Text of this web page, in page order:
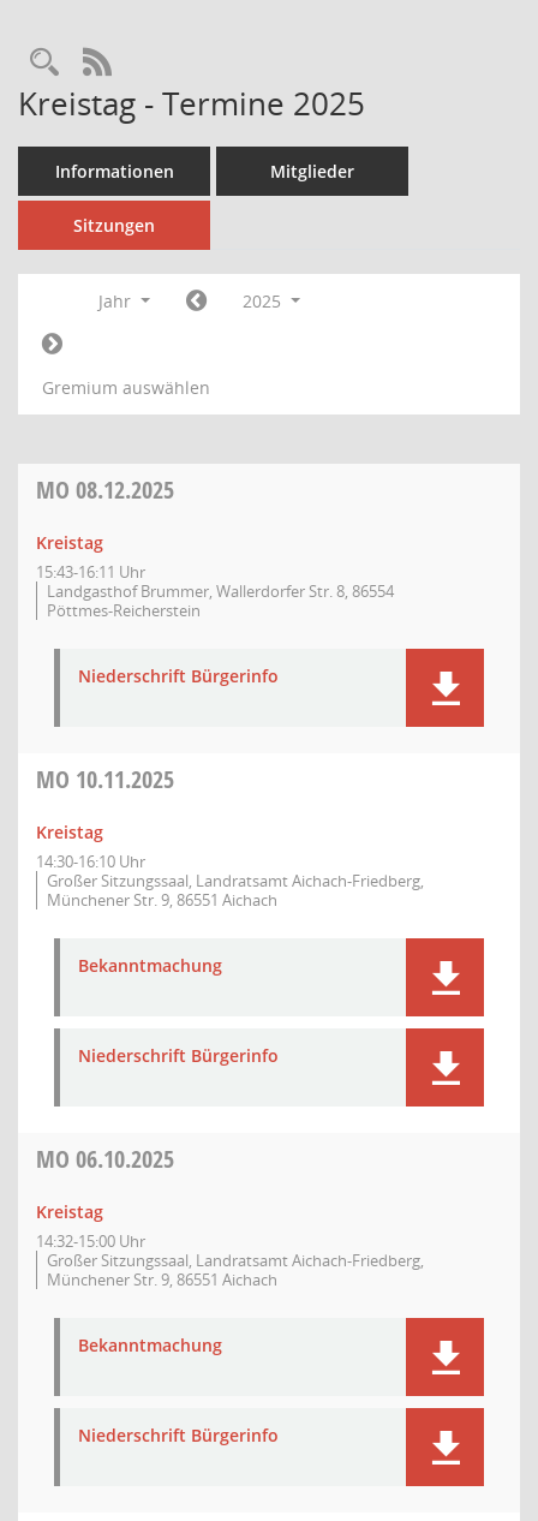
Rechercheauswahl
RSS-Feed
Kreistag - Termine 2025
Informationen Mitglieder
Sitzungen
Jahr 2025
Gremium auswählen
MO 08.12.2025
Kreistag
15:43-16:11 Uhr
Landgasthof Brummer, Wallerdorfer Str. 8, 86554
Pöttmes-Reicherstein
Niederschrift Bürgerinfo
MO 10.11.2025
Kreistag
14:30-16:10 Uhr
Großer Sitzungssaal, Landratsamt Aichach-Friedberg,
Münchener Str. 9, 86551 Aichach
Bekanntmachung
Niederschrift Bürgerinfo
MO 06.10.2025
Kreistag
14:32-15:00 Uhr
Großer Sitzungssaal, Landratsamt Aichach-Friedberg,
Münchener Str. 9, 86551 Aichach
Bekanntmachung
Niederschrift Bürgerinfo